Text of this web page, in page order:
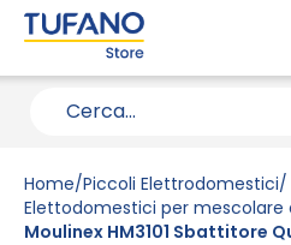
Home Piccoli Elettrodomestici
Elettodomestici per mescolare
Moulinex HM3101 Sbattitore